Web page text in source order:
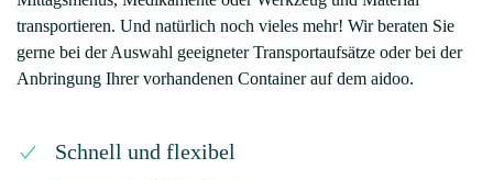
transportieren. Und natürlich noch vieles mehr! Wir beraten Sie
gerne bei der Auswahl geeigneter Transportaufsätze oder bei der
Anbringung Ihrer vorhandenen Container auf dem aidoo.
Schnell und flexibel